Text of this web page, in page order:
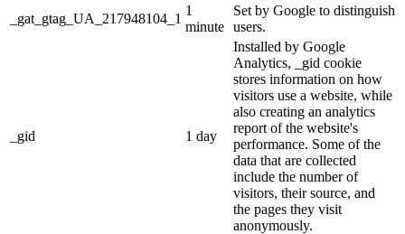
_gat_gtag_UA_217948104_1
1
minute
Set by Google to distinguish
users.
_gid 1 day
Installed by Google
Analytics, _gid cookie
stores information on how
visitors use a website, while
also creating an analytics
report of the website's
performance. Some of the
data that are collected
include the number of
visitors, their source, and
the pages they visit
anonymously.